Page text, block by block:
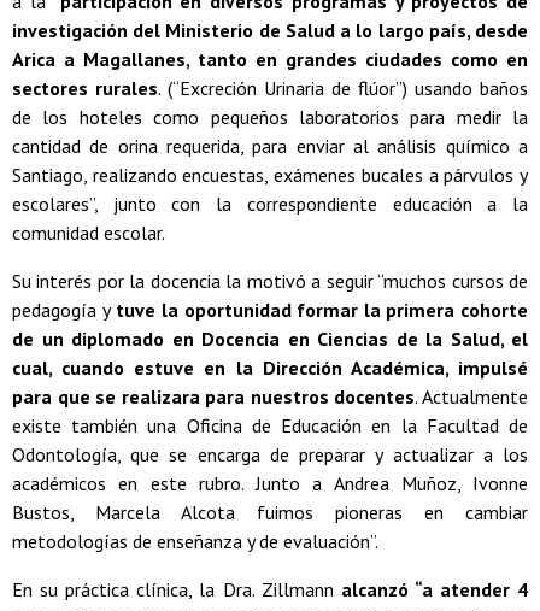
investigación del Ministerio de Salud a lo largo país, desde
Arica a Magallanes, tanto en grandes ciudades como en
sectores rurales. (“Excreción Urinaria de flúor”) usando baños
de los hoteles como pequeños laboratorios para medir la
cantidad de orina requerida, para enviar al análisis químico a
Santiago, realizando encuestas, exámenes bucales a párvulos y
escolares”, junto con la correspondiente educación a la
comunidad escolar.
Su interés por la docencia la motivó a seguir “muchos cursos de
pedagogía ytuve la oportunidad formar la primera cohorte
de un diplomado en Docencia en Ciencias de la Salud, el
cual, cuando estuve en la Dirección Académica, impulsé
para que se realizara para nuestros docentes. Actualmente
existe también una Oficina de Educación en la Facultad de
Odontología, que se encarga de preparar y actualizar a los
académicos en este rubro. Junto a Andrea Muñoz, Ivonne
Bustos, Marcela Alcota fuimos pioneras en cambiar
metodologías de enseñanza y de evaluación”.
En su práctica clínica, la Dra. Zillmann alcanzó “a atender 4